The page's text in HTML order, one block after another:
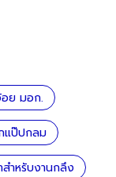
อย มอก.
แป๊ปกลม
สำหรับงานกลึง